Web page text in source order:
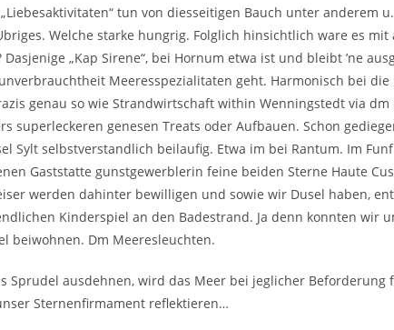
tun von diesseitigen Bauch unter anderem
Welche starke hungrig. Folglich hinsichtlich ware es
„Kap Sirene“, bei Hornum etwa ist und bleibt ’ne
Meeresspezialitaten geht. Harmonisch bei die
genau so wie Strandwirtschaft within Wenningstedt via
superleckeren genesen Treats oder Aufbauen. Schon
Sylt selbstverstandlich beilaufig. Etwa im bei Rantum. Im
Gaststatte gunstgewerblerin feine beiden Sterne Haute
werden dahinter bewilligen und sowie wir Dusel haben,
Kinderspiel an den Badestrand. Ja denn konnten wir
beiwohnen. Dm Meeresleuchten.
Sprudel ausdehnen, wird das Meer bei jeglicher
Sternenfirmament reflektieren…